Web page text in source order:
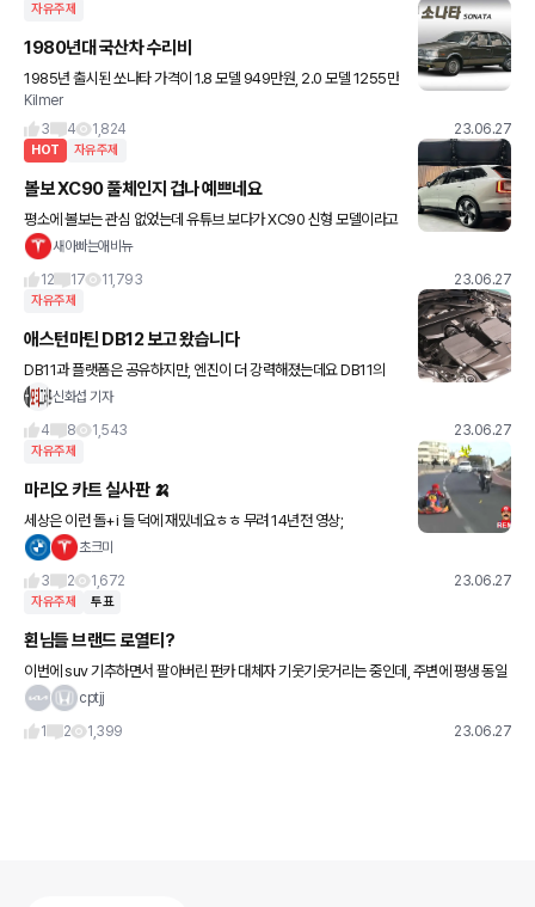
자유주제
1980년대 국산차 수리비
1985년 출시된 쏘나타 가격이 1.8 모델 949만원, 2.0 모델 1255만
원이었습니다. 대기업 초봉이 동아일보 1984년 9월 1일자에 나오기
를 현대 30만원, LG 30.5만원, 삼성
Kilmer
3
4 1,824 23.06.27
HOT 자유주제
볼보 XC90 풀체인지 겁나 예쁘네요
평소에 볼보는 관심 없었는데 유튜브 보다가 XC90 신형 모델이라고
뜨길래 봤는데 깜놀 ㅋㅋㅋ 이름이 EX90으로 바뀌었더라고요? 아
새아빠는애비뉴
12
17 11,793 23.06.27
자유주제
애스턴마틴 DB12 보고 왔습니다
DB11과 플랫폼은 공유하지만, 엔진이 더 강력해졌는데요 DB11의
5.2리터 12기통 엔진(608마력)보다 더 강력한 4.0리터 V8 트윈터
신화섭 기자
4
8 1,543 23.06.27
자유주제
마리오 카트 실사판 🍌
세상은 이런 돌+i 들 덕에 재밌네요ㅎㅎ 무려 14년전 영상;
초크미
3
2 1,672 23.06.27
자유주제 투표
횐님들 브랜드 로열티?
이번에 suv 기추하면서 팔아버린 펀카 대체자 기웃기웃거리는 중인데, 주변에 평생 동일
브랜드 타시는분들이 꽤나 많더군요? 그러면서 왜 나는 브랜드 로열티가 없지라고 생각
cptjj
1
2 1,399 23.06.27